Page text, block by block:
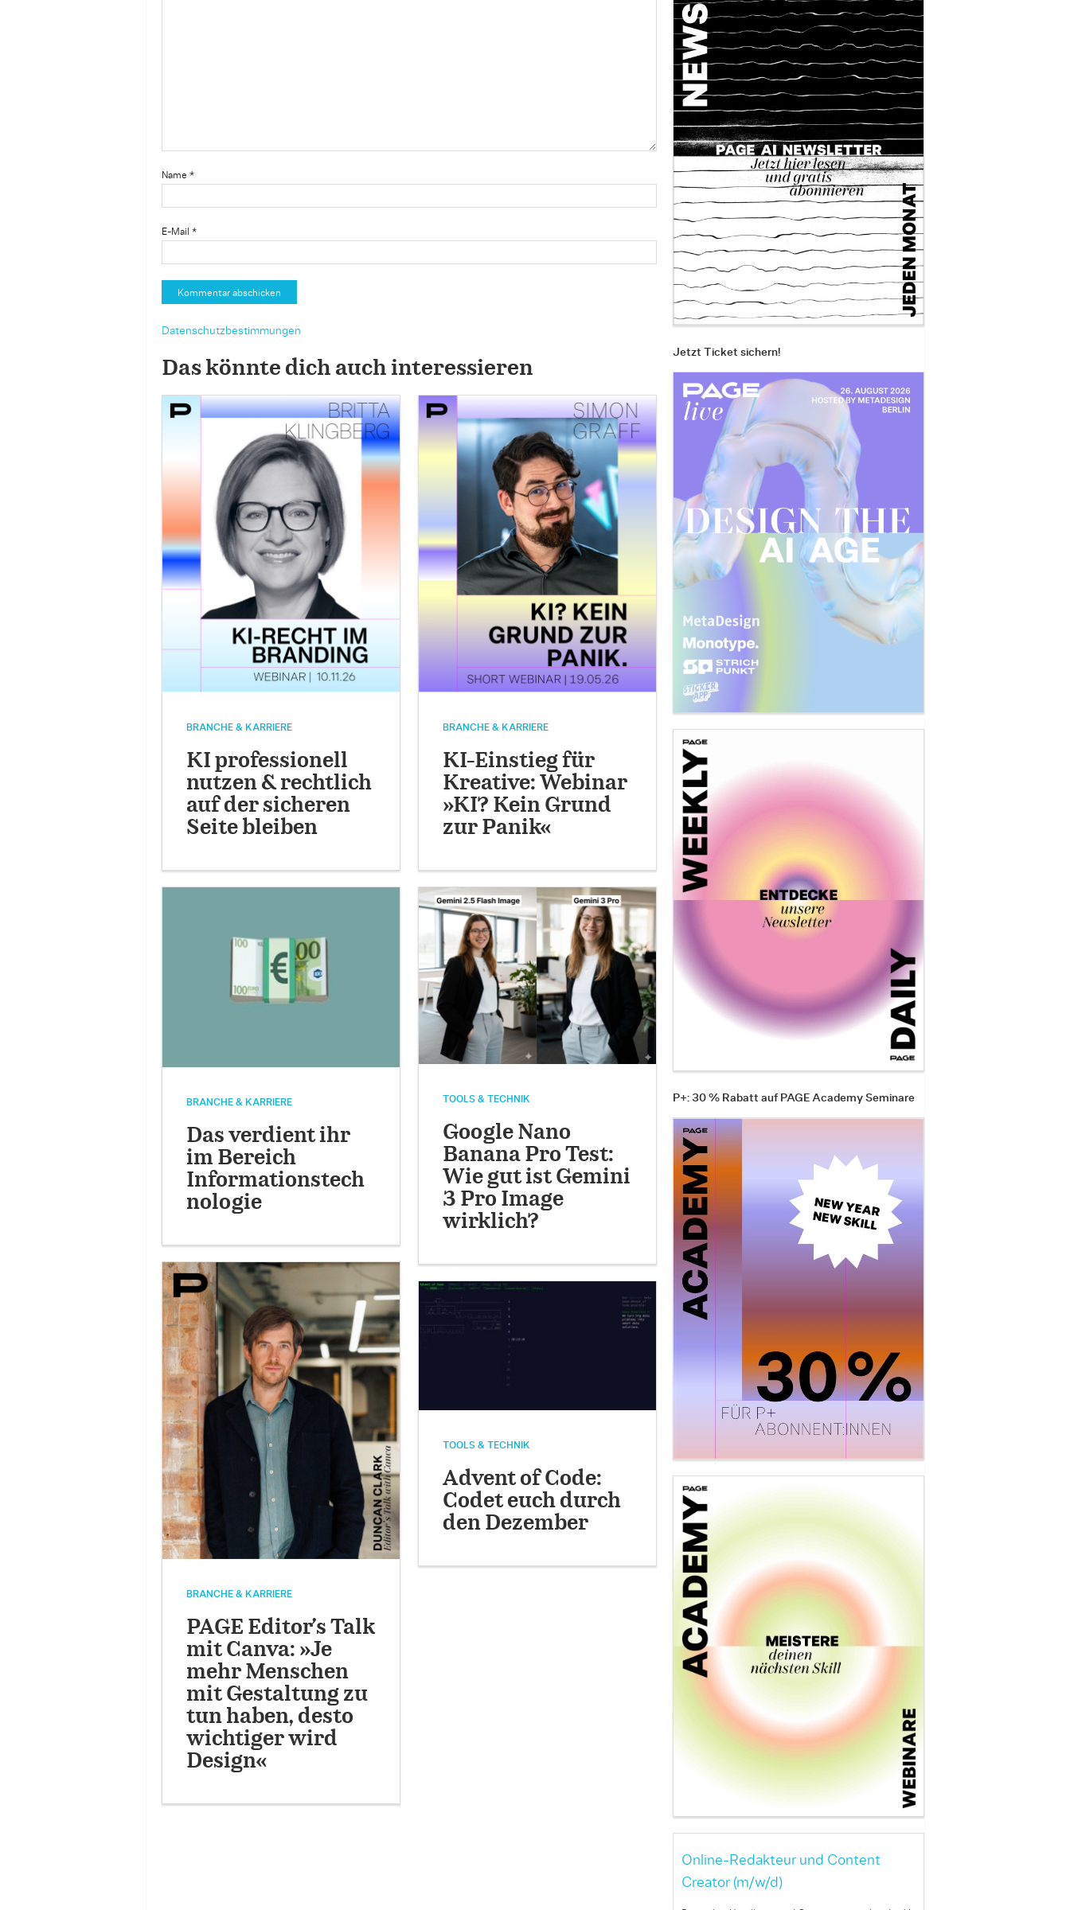
Name *
E-Mail *
Datenschutzbestimmungen
Das könnte dich auch interessieren
BRANCHE & KARRIERE
KI professionell
nutzen & rechtlich
auf der sicheren
Seite bleiben
BRANCHE & KARRIERE
KI-Einstieg für
Kreative: Webinar
»KI? Kein Grund
zur Panik«
BRANCHE & KARRIERE
Das verdient ihr
im Bereich
Informationstech
nologie
TOOLS & TECHNIK
Google Nano
Banana Pro Test:
Wie gut ist Gemini
3 Pro Image
wirklich?
BRANCHE & KARRIERE
PAGE Editor’s Talk
mit Canva: »Je
mehr Menschen
mit Gestaltung zu
tun haben, desto
wichtiger wird
Design«
TOOLS & TECHNIK
Advent of Code:
Codet euch durch
den Dezember
Jetzt Ticket sichern!
P+: 30 % Rabatt auf PAGE Academy Seminare
Online-Redakteur und Content
Creator (m/w/d)